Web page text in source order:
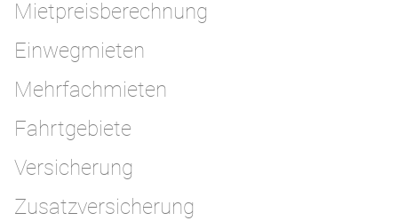
Mietpreisberechnung
Einwegmieten
Mehrfachmieten
Fahrtgebiete
Versicherung
Zusatzversicherung